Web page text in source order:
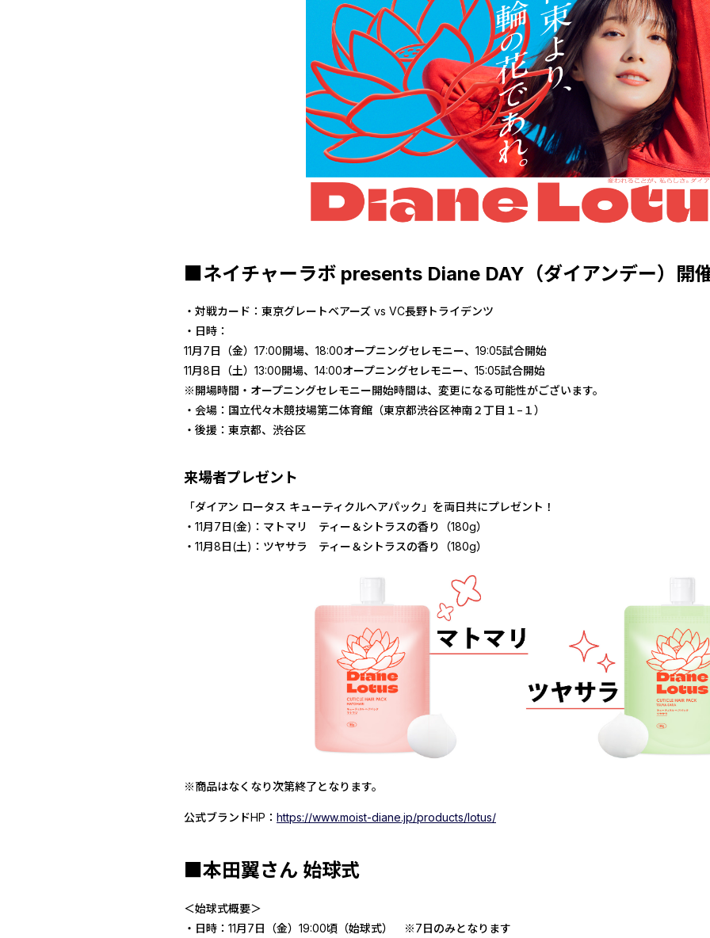
■ネイチャーラボ presents Diane DAY（ダイアンデー）開
・対戦カード：東京グレートベアーズ vs VC長野トライデンツ
・日時：
11月7日（金）17:00開場、18:00オープニングセレモニー、19:05試合開始
11月8日（土）13:00開場、14:00オープニングセレモニー、15:05試合開始
※開場時間・オープニングセレモニー開始時間は、変更になる可能性がございます。
・会場：国立代々木競技場第二体育館（東京都渋谷区神南２丁目１−１）
・後援：東京都、渋谷区
来場者プレゼント
「ダイアン ロータス キューティクルヘアパック」を両日共にプレゼント！
・11月7日(金)：マトマリ ティー＆シトラスの香り（180g）
・11月8日(土)：ツヤサラ ティー＆シトラスの香り（180g）
※商品はなくなり次第終了となります。
公式ブランドHP： https://www.moist-diane.jp/products/lotus/
■本田翼さん 始球式
＜始球式概要＞
・日時：11月7日（金）19:00頃（始球式） ※7日のみとなります